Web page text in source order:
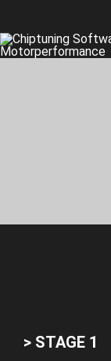
> STAGE 1